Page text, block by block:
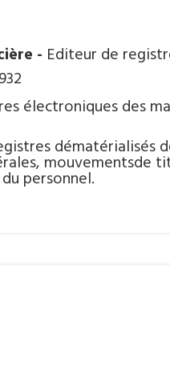
- Editeur de
électroniques des
dématérialisés
mouvementsde
personnel.